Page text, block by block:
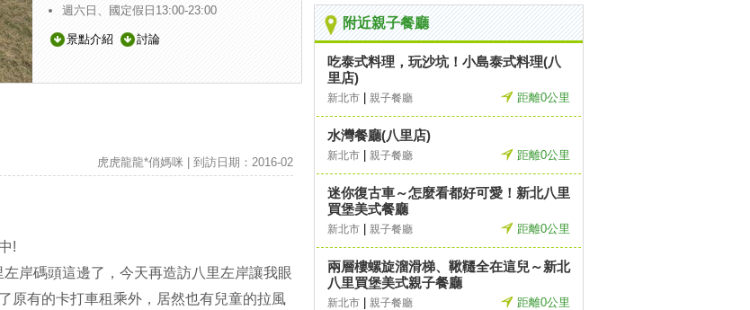
週六日、國定假日13:00-23:00
景點介紹 討論
虎虎龍龍*俏媽咪 | 到訪日期：2016-02
!
岸碼頭這邊了，今天再造訪八里左岸讓我眼
原有的卡打車租乘外，居然也有兒童的拉風
附近親子餐廳
吃泰式料理，玩沙坑！小島泰式料理(八
里店)
新北市 親子餐廳 距離0公里
水灣餐廳(八里店)
新北市 親子餐廳 距離0公里
迷你復古車～怎麼看都好可愛！新北八里
買堡美式餐廳
新北市 親子餐廳 距離0公里
兩層樓螺旋溜滑梯、鞦韆全在這兒～新北
八里買堡美式親子餐廳
新北市 親子餐廳 距離0公里